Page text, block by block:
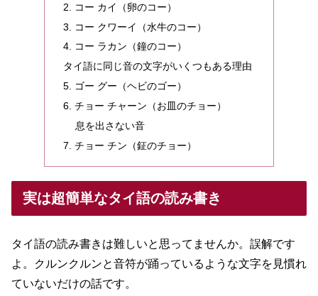
2. コー カイ（卵のコー）
3. コー クワーイ（水牛のコー）
4. コー ラカン（鐘のコー）
タイ語に同じ音の文字がいくつもある理由
5. ゴー グー（ヘビのゴー）
6. チョー チャーン（お皿のチョー）
息を出さない音
7. チョー チン（鉦のチョー）
実は超簡単なタイ語の読み書き
タイ語の読み書きは難しいと思ってませんか。誤解です
よ。クルンクルンと音符が踊っているような文字を見慣れ
ていないだけの話です。